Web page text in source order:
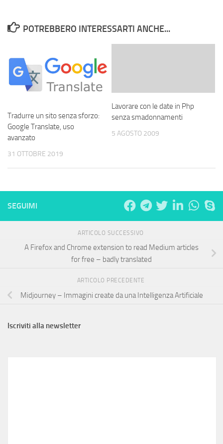
POTREBBERO INTERESSARTI ANCHE...
Tradurre un sito senza sforzo:
Google Translate, uso
avanzato
31 OTTOBRE 2019
Lavorare con le date in Php
senza smadonnamenti
5 AGOSTO 2009
SEGUIMI
ARTICOLO SUCCESSIVO
A Firefox and Chrome extension to read Medium articles
for free – badly translated
ARTICOLO PRECEDENTE
Midjourney – Immagini create da una Intelligenza Artificiale
Iscriviti alla newsletter